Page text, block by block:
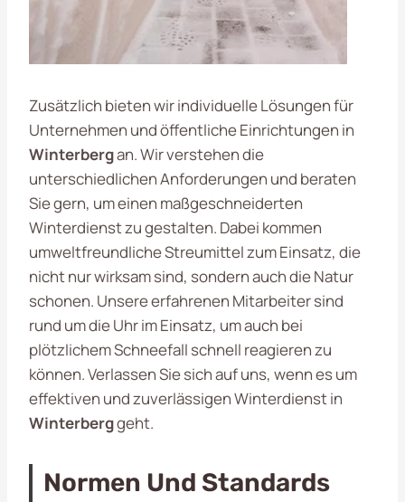
Zusätzlich bieten wir individuelle Lösungen für
Unternehmen und öffentliche Einrichtungen in
Winterbergan. Wir verstehen die
unterschiedlichen Anforderungen und beraten
Sie gern, um einen maßgeschneiderten
Winterdienst zu gestalten. Dabei kommen
umweltfreundliche Streumittel zum Einsatz, die
nicht nur wirksam sind, sondern auch die Natur
schonen. Unsere erfahrenen Mitarbeiter sind
rund um die Uhr im Einsatz, um auch bei
plötzlichem Schneefall schnell reagieren zu
können. Verlassen Sie sich auf uns, wenn es um
effektiven und zuverlässigen Winterdienst in
Winterberggeht.
Normen Und Standards